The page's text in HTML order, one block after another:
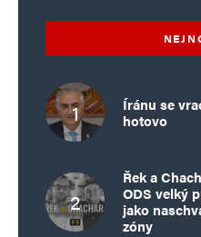
Íránu se
hotovo
Řek a
ODS velký
jako
zóny